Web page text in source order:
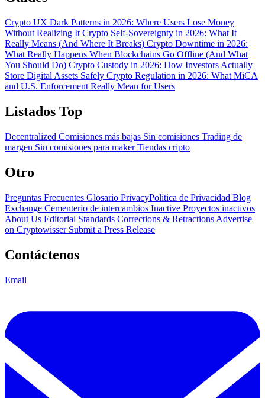
Crypto UX Dark Patterns in 2026: Where Users Lose Money
Without Realizing It Crypto Self-Sovereignty in 2026: What It
Really Means (And Where It Breaks) Crypto Downtime in 2026:
What Really Happens When Blockchains Go Offline (And What
You Should Do) Crypto Custody in 2026: How Investors Actually
Store Digital Assets Safely Crypto Regulation in 2026: What MiCA
and U.S. Enforcement Really Mean for Users
Listados Top
Decentralized Comisiones más bajas Sin comisiones Trading de
margen Sin comisiones para makerTiendas cripto
Otro
Preguntas Frecuentes Glosario PrivacyPolítica de Privacidad Blog
Exchange Cementerio de intercambios Inactive Proyectos inactivos
About Us Editorial Standards Corrections & Retractions Advertise
on Cryptowisser Submit a Press Release
Contáctenos
Email